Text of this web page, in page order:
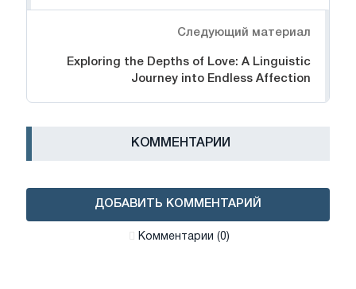
Следующий материал
Exploring the Depths of Love: A Linguistic
Journey into Endless Affection
КОММЕНТАРИИ
ДОБАВИТЬ КОММЕНТАРИЙ
Комментарии (0)